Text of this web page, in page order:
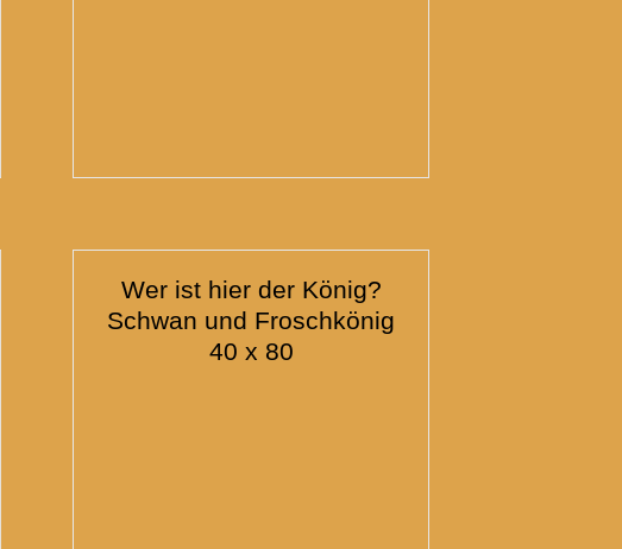
Wer ist hier der König?
Schwan und Froschkönig
40 x 80